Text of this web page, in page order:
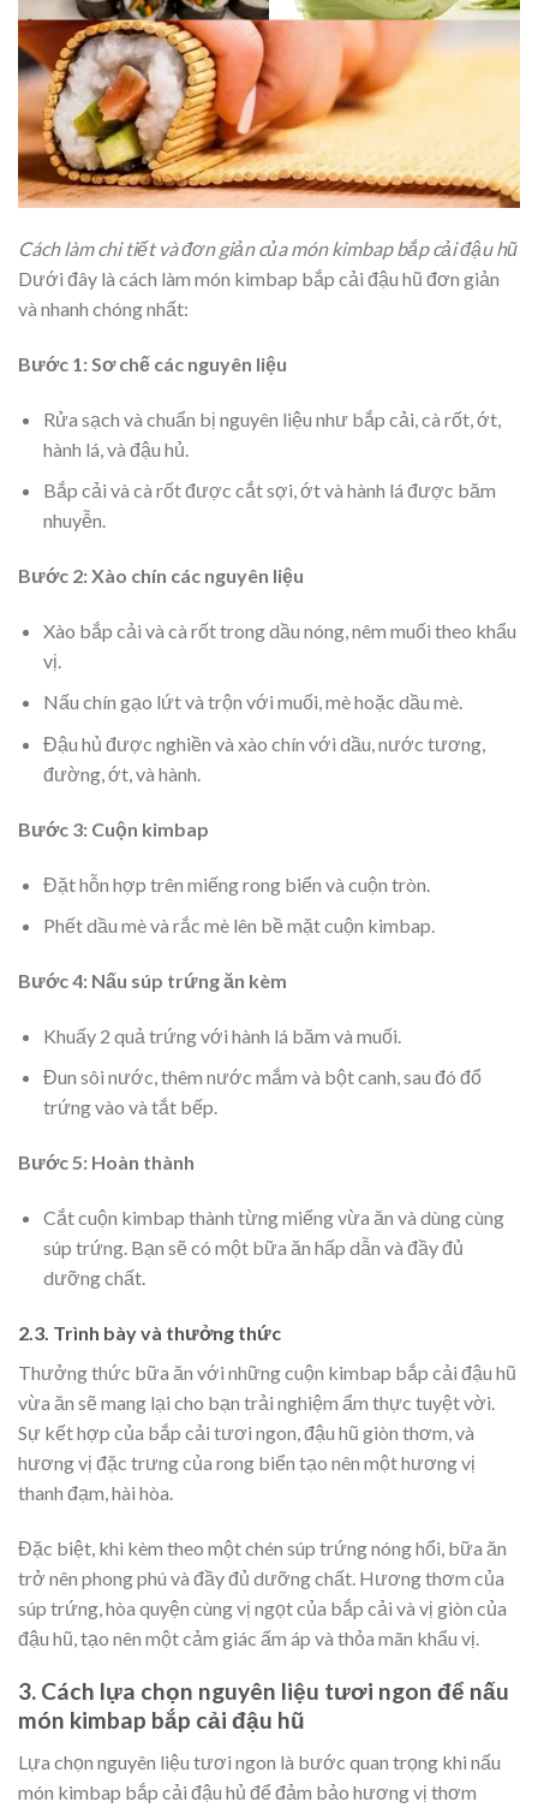
Cách làm chi tiết và đơn giản của món kimbap bắp cải đậu hũ
Dưới đây là cách làm món kimbap bắp cải đậu hũ đơn giản
và nhanh chóng nhất:
Bước 1: Sơ chế các nguyên liệu
Rửa sạch và chuẩn bị nguyên liệu như bắp cải, cà rốt, ớt,
hành lá, và đậu hủ.
Bắp cải và cà rốt được cắt sợi, ớt và hành lá được băm
nhuyễn.
Bước 2: Xào chín các nguyên liệu
Xào bắp cải và cà rốt trong dầu nóng, nêm muối theo khẩu
vị.
Nấu chín gạo lứt và trộn với muối, mè hoặc dầu mè.
Đậu hủ được nghiền và xào chín với dầu, nước tương,
đường, ớt, và hành.
Bước 3: Cuộn kimbap
Đặt hỗn hợp trên miếng rong biển và cuộn tròn.
Phết dầu mè và rắc mè lên bề mặt cuộn kimbap.
Bước 4: Nấu súp trứng ăn kèm
Khuấy 2 quả trứng với hành lá băm và muối.
Đun sôi nước, thêm nước mắm và bột canh, sau đó đổ
trứng vào và tắt bếp.
Bước 5: Hoàn thành
Cắt cuộn kimbap thành từng miếng vừa ăn và dùng cùng
súp trứng. Bạn sẽ có một bữa ăn hấp dẫn và đầy đủ
dưỡng chất.
2.3. Trình bày và thưởng thức
Thưởng thức bữa ăn với những cuộn kimbap bắp cải đậu hũ
vừa ăn sẽ mang lại cho bạn trải nghiệm ẩm thực tuyệt vời.
Sự kết hợp của bắp cải tươi ngon, đậu hũ giòn thơm, và
hương vị đặc trưng của rong biển tạo nên một hương vị
thanh đạm, hài hòa.
Đặc biệt, khi kèm theo một chén súp trứng nóng hổi, bữa ăn
trở nên phong phú và đầy đủ dưỡng chất. Hương thơm của
súp trứng, hòa quyện cùng vị ngọt của bắp cải và vị giòn của
đậu hũ, tạo nên một cảm giác ấm áp và thỏa mãn khẩu vị.
3. Cách lựa chọn nguyên liệu tươi ngon để nấu
món kimbap bắp cải đậu hũ
Lựa chọn nguyên liệu tươi ngon là bước quan trọng khi nấu
món kimbap bắp cải đậu hủ để đảm bảo hương vị thơm